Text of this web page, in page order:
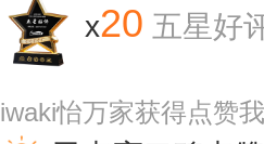
x20 五星好
iwaki怡万家获得点赞